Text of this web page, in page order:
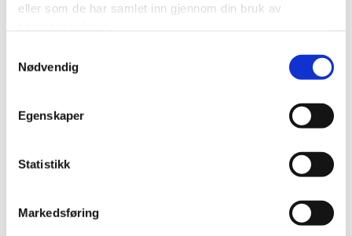
eller som de har samlet inn gjennom din bruk av
Nødvendig
Egenskaper
Statistikk
Markedsføring
Bank og finans
Annen industri